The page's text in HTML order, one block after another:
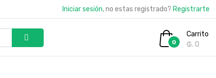
Iniciar sesión, no estas registrado? Registrarte
0
Carrito
₲. 0